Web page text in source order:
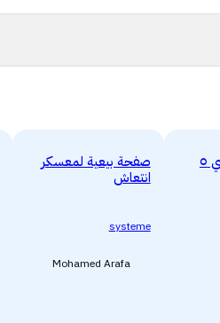
صفحة تسجيل بتحدي ٥
صفحة بيعية لمعسكر
انتعاش
systeme
Mohamed Arafa